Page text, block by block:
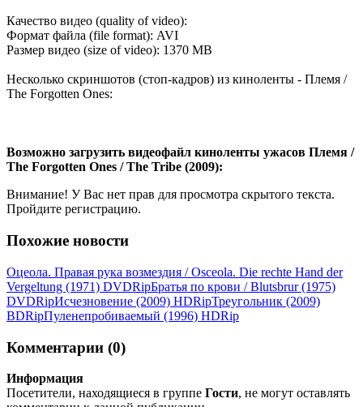
Качество видео (quality of video):
Формат файла (file format): AVI
Размер видео (size of video): 1370 MB
Несколько скриншотов (стоп-кадров) из киноленты - Племя /
The Forgotten Ones:
Возможно загрузить видеофайл киноленты ужасов Племя /
The Forgotten Ones / The Tribe (2009):
Внимание! У Вас нет прав для просмотра скрытого текста.
Пройдите регистрацию.
Похожие новости
Оцеола. Правая рука возмездия / Osceola. Die rechte Hand der
Vergeltung (1971) DVDRірБратья по крови / Blutsbrur (1975)
DVDRірИсчезновение (2009) НDRірТреугольник (2009)
ВDRірПуленепробиваемый (1996) НDRір
Комментарии (0)
Информация
Посетители, находящиеся в группе Гости, не могут оставлять